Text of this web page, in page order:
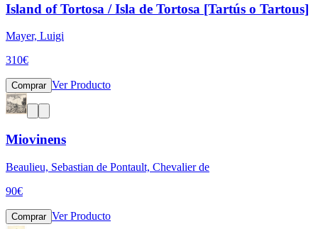
Island of Tortosa / Isla de Tortosa [Tartús o Tartous]
Mayer, Luigi
310€
Comprar Ver Producto
Miovinens
Beaulieu, Sebastian de Pontault, Chevalier de
90€
Comprar Ver Producto